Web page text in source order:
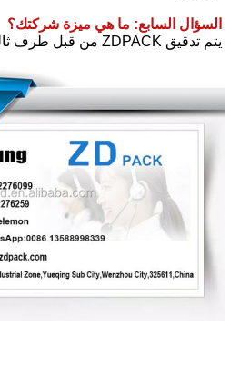
السؤال السابع: ما هي ميزة شركتك؟
يتم تدقيق ZDPACK من قبل طرف ثالث TUV.